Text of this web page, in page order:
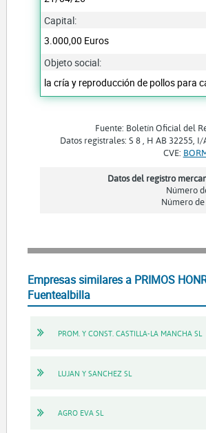
Capital:
3.000,00 Euros
Objeto social:
la cría y reproducción de pollos para
Fuente: Boletín Oficial del
Datos registrales: S 8 , H AB 32255,
CVE:
Datos del registro
Número
Número
Empresas similares a PRIMOS
Fuentealbilla
PROM. Y CONST. CASTILLA-LA MANCHA SL
LUJAN Y SANCHEZ SL
AGRO EVA SL